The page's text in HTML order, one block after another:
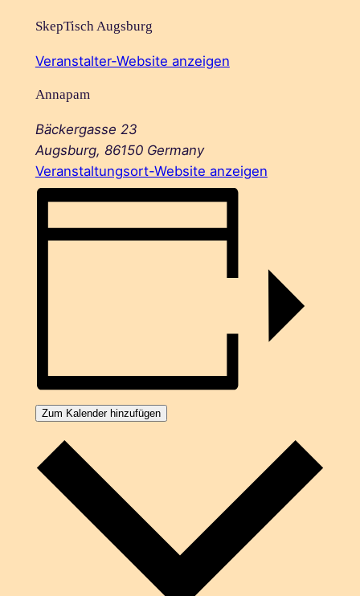
SkepTisch Augsburg
Veranstalter-Website anzeigen
Annapam
Bäckergasse 23
Augsburg, 86150 Germany
Veranstaltungsort-Website anzeigen
Zum Kalender hinzufügen